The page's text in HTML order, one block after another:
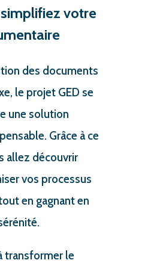
simplifiez votre
des documents
le projet GED se
une solution
Grâce à ce
allez découvrir
vos processus
en gagnant en
transformer le